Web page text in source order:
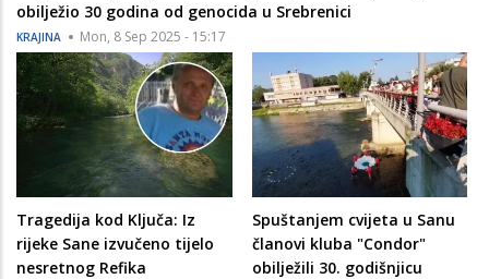
obilježio 30 godina od genocida u Srebrenici
KRAJINA Mon, 8 Sep 2025 - 15:17
Tragedija kod Ključa: Iz
rijeke Sane izvučeno tijelo
nesretnog Refika
Spuštanjem cvijeta u Sanu
članovi kluba "Condor"
obilježili 30. godišnjicu